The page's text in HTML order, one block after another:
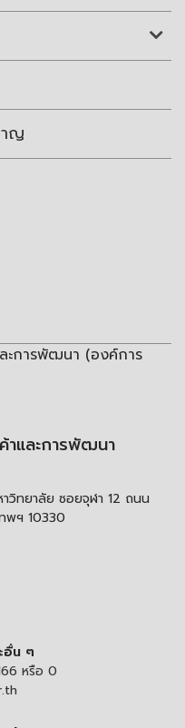
าญ
ละการพัฒนา (องค์การ
าและการพัฒนา
ทยาลัย ซอยจุฬา 12 ถนน
พฯ 10330
อื่น ๆ
หรือ 0